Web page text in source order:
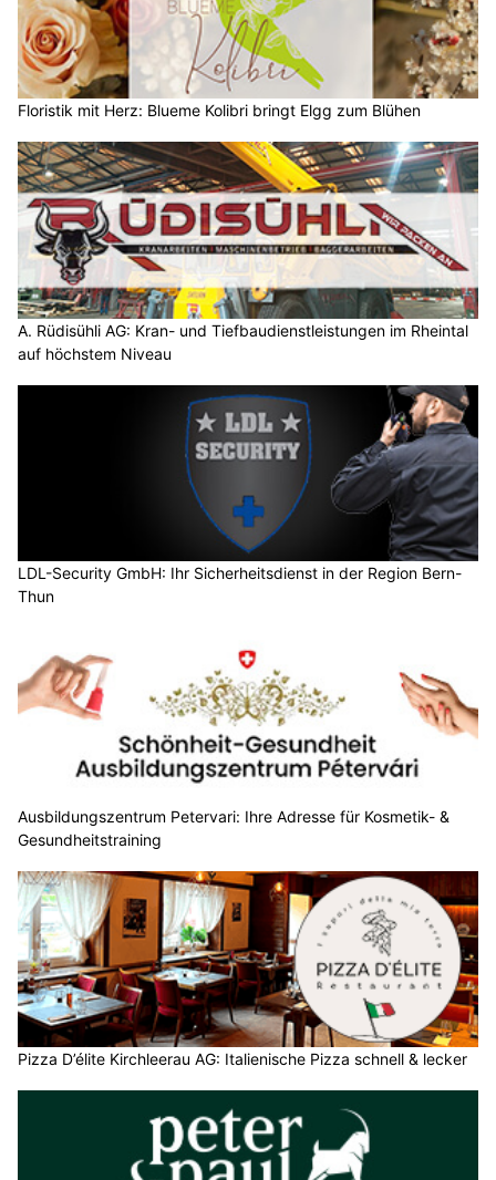
Floristik mit Herz: Blueme Kolibri bringt Elgg zum Blühen
A. Rüdisühli AG: Kran- und Tiefbaudienstleistungen im Rheintal
auf höchstem Niveau
LDL-Security GmbH: Ihr Sicherheitsdienst in der Region Bern-
Thun
Ausbildungszentrum Petervari: Ihre Adresse für Kosmetik- &
Gesundheitstraining
Pizza D’élite Kirchleerau AG: Italienische Pizza schnell & lecker